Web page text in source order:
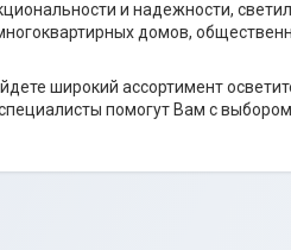
и надежности,
домов,
широкий ассортимент
помогут Вам с